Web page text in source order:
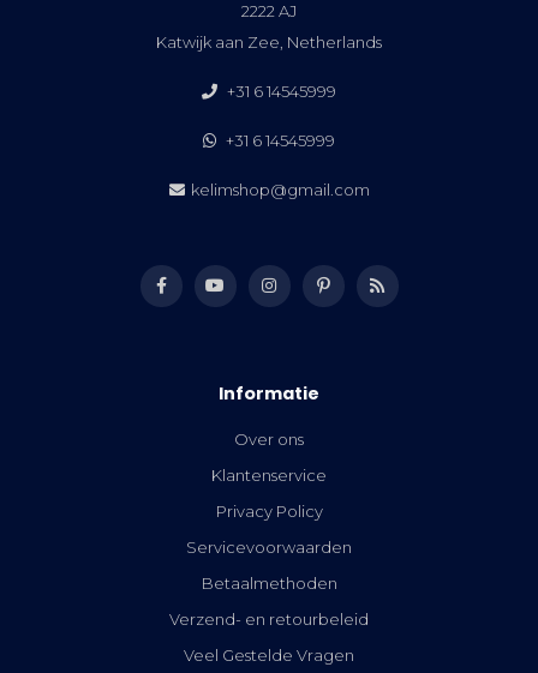
2222 AJ
Katwijk aan Zee, Netherlands
+31 6 14545999
+31 6 14545999
kelimshop@gmail.com
Informatie
Over ons
Klantenservice
Privacy Policy
Servicevoorwaarden
Betaalmethoden
Verzend- en retourbeleid
Veel Gestelde Vragen